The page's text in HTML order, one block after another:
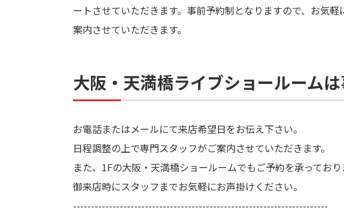
ートさせていただきます。事前予約制となりますので、お気
案内させていただきます。
大阪・天満橋ライブショールームは
お電話またはメールにて来店希望日をお伝え下さい。
日程調整の上で専門スタッフがご案内させていただきます。
また、1Fの大阪・天満橋ショールームでもご予約を承っており
御来店時にスタッフまでお気軽にお声掛けください。
-----------------------------------------------------------------------